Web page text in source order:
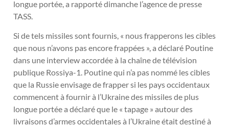
longue portée, a rapporté dimanche l’agence de presse
TASS.
Si de tels missiles sont fournis, « nous frapperons les cibles
que nous n’avons pas encore frappées », a déclaré Poutine
dans une interview accordée à la chaîne de télévision
publique Rossiya-1. Poutine qui n’a pas nommé les cibles
que la Russie envisage de frapper si les pays occidentaux
commencent à fournir à l’Ukraine des missiles de plus
longue portée a déclaré que le « tapage » autour des
livraisons d’armes occidentales à l’Ukraine était destiné à